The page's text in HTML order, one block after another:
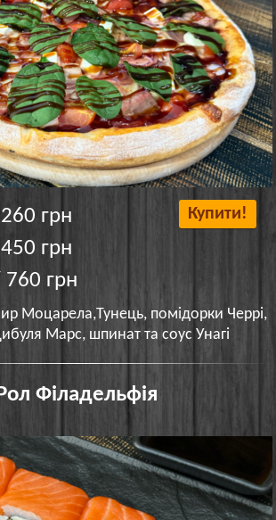
грн
грн
грн
Купити!
Моцарела,Тунець, помідорки Черрі,
Марс, шпинат та соус Унагі
Рол Філадельфія